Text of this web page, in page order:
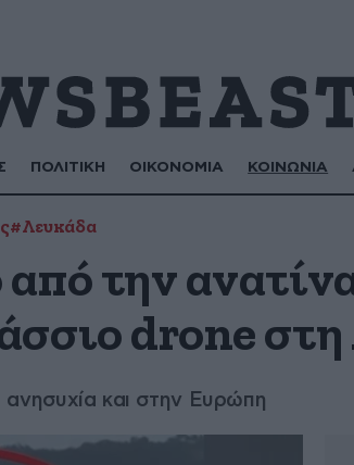
ΠΟΛΙΤΙΚΗ ΟΙΚΟΝΟΜΙΑ ΚΟΙΝΩΝΙΑ
#Λευκάδα
την
drone
και στην Ευρώπη